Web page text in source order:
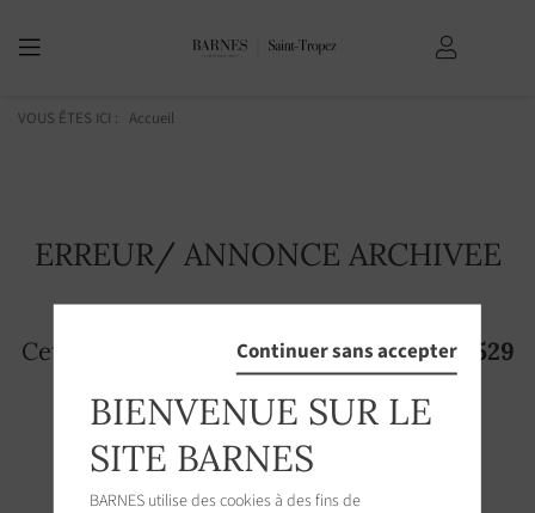
VOUS ÊTES ICI : Accueil
ERREUR/ ANNONCE ARCHIVEE
Cette page n'existe plus! L'annonce3503529
Continuer sans accepter
BIENVENUE SUR LE
SITE BARNES
BARNES utilise des cookies à des fins de